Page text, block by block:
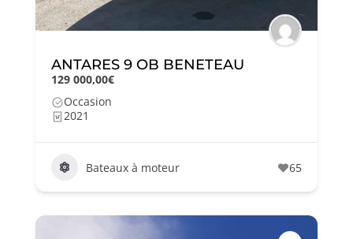
ANTARES 9 OB BENETEAU
129 000,00€
Occasion
2021
Bateaux à moteur 65